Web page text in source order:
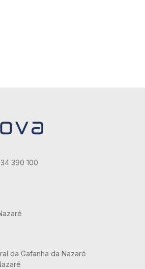
390 100
da Gafanha da Nazaré